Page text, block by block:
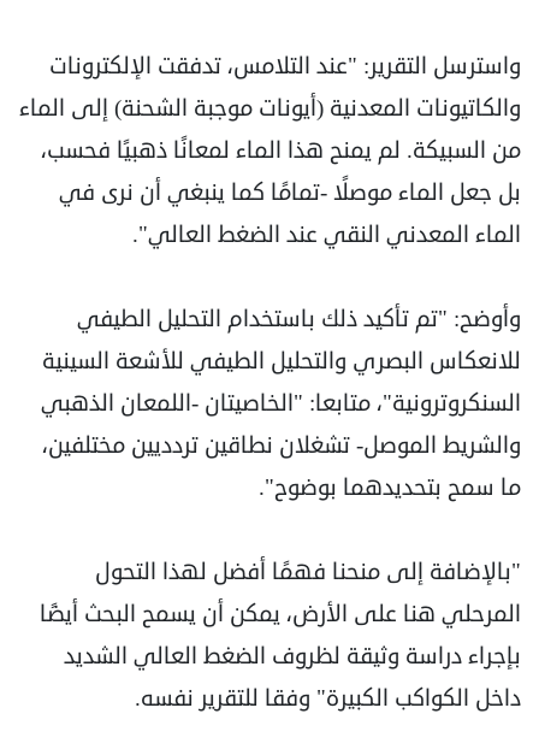
واسترسل التقرير: "عند التلامس، تدفقت الإلكترونات
والكاتيونات المعدنية (أيونات موجبة الشحنة) إلى الماء
من السبيكة. لم يمنح هذا الماء لمعانًا ذهبيًا فحسب،
بل جعل الماء موصلًا -تمامًا كما ينبغي أن نرى في
الماء المعدني النقي عند الضغط العالي".
وأوضح: "تم تأكيد ذلك باستخدام التحليل الطيفي
للانعكاس البصري والتحليل الطيفي للأشعة السينية
السنكروترونية"، متابعا: "الخاصيتان -اللمعان الذهبي
والشريط الموصل- تشغلان نطاقين تردديين مختلفين،
ما سمح بتحديدهما بوضوح".
"بالإضافة إلى منحنا فهمًا أفضل لهذا التحول
المرحلي هنا على الأرض، يمكن أن يسمح البحث أيضًا
بإجراء دراسة وثيقة لظروف الضغط العالي الشديد
داخل الكواكب الكبيرة" وفقا للتقرير نفسه.